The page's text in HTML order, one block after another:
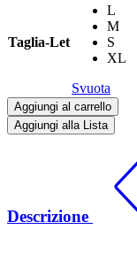
Taglia-Let
L
M
S
XL
Svuota
Aggiungi al carrello
Aggiungi alla Lista
Descrizione